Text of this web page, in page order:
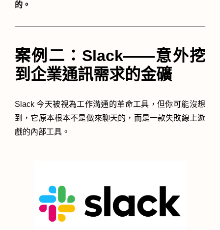
的。
案例二：Slack——意外挖
到企業通訊需求的金礦
Slack 今天被視為工作溝通的革命工具，但你可能沒想
到，它原本根本不是做來聊天的，而是一款失敗線上遊
戲的內部工具。